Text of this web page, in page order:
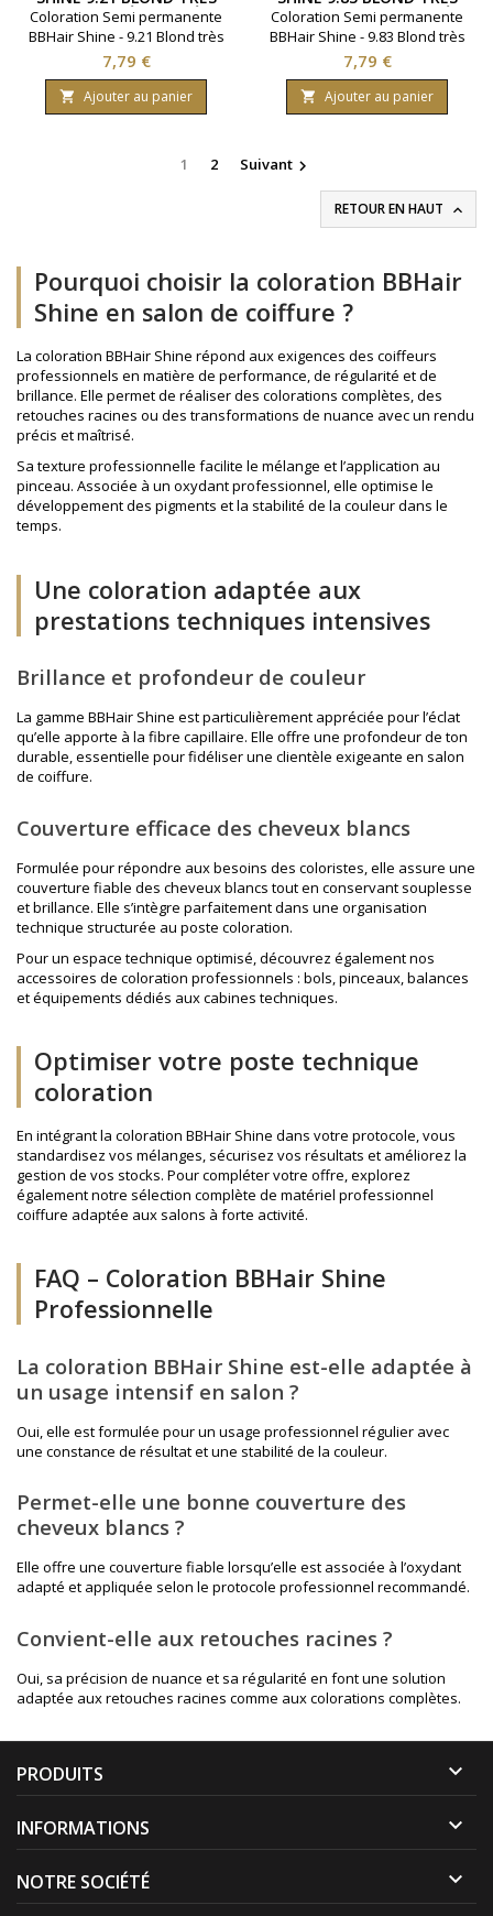
CLAIR IRISÉ CENDRÉ
Coloration Semi permanente
BBHair Shine - 9.21 Blond très
clair irisé cendré.Ravive la
couleur en toute
simplicité.Gamme : BBHair.
Marque : Generik.
Prix
7,79 €
 Ajouter au panier
CLAIR EXPRESSO DORÉ
Coloration Semi permanente
BBHair Shine - 9.83 Blond très
clair expresso doré.Ravive la
couleur en toute
simplicité.Gamme : BBHair.
Marque : Generik.
Prix
7,79 €
 Ajouter au panier
1 2 Suivant 
RETOUR EN HAUT 
Pourquoi choisir la coloration BBHair
Shine en salon de coiffure ?
La coloration BBHair Shine répond aux exigences des coiffeurs
professionnels en matière de performance, de régularité et de
brillance. Elle permet de réaliser des colorations complètes, des
retouches racines ou des transformations de nuance avec un rendu
précis et maîtrisé.
Sa texture professionnelle facilite le mélange et l’application au
pinceau. Associée à un oxydant professionnel, elle optimise le
développement des pigments et la stabilité de la couleur dans le
temps.
Une coloration adaptée aux
prestations techniques intensives
Brillance et profondeur de couleur
La gamme BBHair Shine est particulièrement appréciée pour l’éclat
qu’elle apporte à la fibre capillaire. Elle offre une profondeur de ton
durable, essentielle pour fidéliser une clientèle exigeante en salon
de coiffure.
Couverture efficace des cheveux blancs
Formulée pour répondre aux besoins des coloristes, elle assure une
couverture fiable des cheveux blancs tout en conservant souplesse
et brillance. Elle s’intègre parfaitement dans une organisation
technique structurée au poste coloration.
Pour un espace technique optimisé, découvrez également nos
accessoires de coloration professionnels : bols, pinceaux, balances
et équipements dédiés aux cabines techniques.
Optimiser votre poste technique
coloration
En intégrant la coloration BBHair Shine dans votre protocole, vous
standardisez vos mélanges, sécurisez vos résultats et améliorez la
gestion de vos stocks. Pour compléter votre offre, explorez
également notre sélection complète de matériel professionnel
coiffure adaptée aux salons à forte activité.
FAQ – Coloration BBHair Shine
Professionnelle
La coloration BBHair Shine est-elle adaptée à
un usage intensif en salon ?
Oui, elle est formulée pour un usage professionnel régulier avec
une constance de résultat et une stabilité de la couleur.
Permet-elle une bonne couverture des
cheveux blancs ?
Elle offre une couverture fiable lorsqu’elle est associée à l’oxydant
adapté et appliquée selon le protocole professionnel recommandé.
Convient-elle aux retouches racines ?
Oui, sa précision de nuance et sa régularité en font une solution
adaptée aux retouches racines comme aux colorations complètes.
PRODUITS 
INFORMATIONS 
NOTRE SOCIÉTÉ 